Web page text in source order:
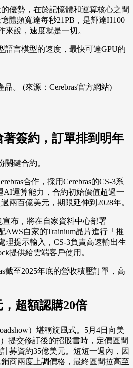
優勢，在於記憶體和運算核心之間
體頻寬達每秒21PB，是輝達H100
來說，速度就是一切。
語言模型的速度，最快可達GPU的
品。 (來源：Cerebras官方網站)
著簽約，訂單排到明年
關鍵合約。
合作，採用Cerebras的CS-3系
AI運算能力，合約初始價值超過一
兩百億美元，期限延伸到2028年。
布，將在自家資料中心部署
AWS自家的Trainium晶片進行「推
提示輸入，CS-3負責高速輸出生
提供給雲端客戶使用。
截至2025年底的營收積壓訂單，高
超額認購20倍
）堪稱旋風式。5月4日向美
提交修訂後的招股書時，定價區間
募資約35億美元。短短一週內，因
商兩度上調價格，最終區間拉高至